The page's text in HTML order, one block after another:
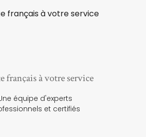
français à votre service
équipe d'experts
et certifiés